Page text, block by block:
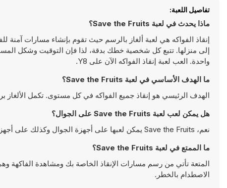
تفاصيل اللعبة:
ماذا يحدث في لعبة Save the Fruits؟
إنقاذ الفواكه هي لعبة ألغاز بالرسم حيث تقوم بإنشاء مسارات آمنة
إلى منزلها. تتبع كل شخصية خطك بدقة، لذا فإن التوقيت وشكل
واحدة. العب لعبة إنقاذ الفواكه الآن على Y8.
ما الهدف الأساسي في لعبة Save the Fruits؟
الهدف الرئيسي هو إنقاذ جميع الفواكه في كل مستوى. تكمل
هل يمكن لعب لعبة Save the Fruits على الجوال؟
نعم، Save the Fruits يمكن لعبها على أجهزة الجوال وكذلك على أجهزة سطح المكتب. يمكن تشغيلها مباشرة على المتصفح ولا تتطلب أية تحميلات
ما الممتع في لعبة Save the Fruits؟
المتعة تأتي من رسم مسارات الإنقاذ الخاصة بك ومشاهدة الفاكهة
الاصطدام بالخطر.